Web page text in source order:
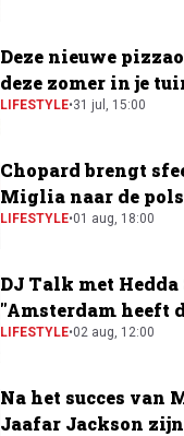
Deze nieuwe
deze zomer in je
LIFESTYLE•31 jul, 15:00
Chopard brengt
Miglia naar de
horloge
LIFESTYLE•01 aug, 18:00
DJ Talk met Hedda
"Amsterdam heeft
festivalscene van
LIFESTYLE•02 aug, 12:00
Na het succes van
Jaafar Jackson